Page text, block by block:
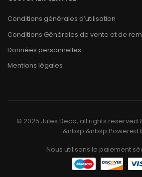
Conditions générales d’utilisation
Conditions Générales de vente et de
Données personnelles
Mentions légales
© 2025 Jules Deco, all rights reserved
&nbsp &nbsp Powered
Nous utilisons le paiement